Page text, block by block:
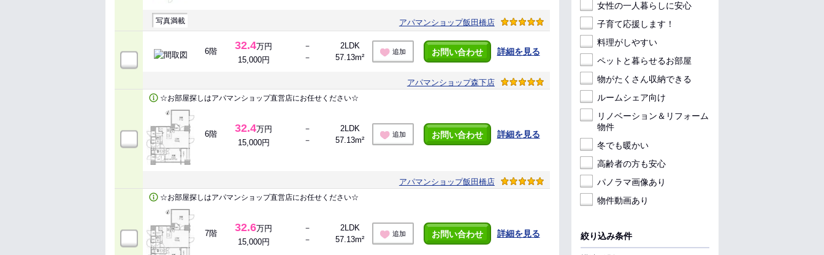
写真満載 アパマンショップ飯田橋店
6階 32.4万円
15,000円
－
－
2LDK
57.13m²
追加 お問い合わせ 詳細を見る
アパマンショップ森下店
☆お部屋探しはアパマンショップ直営店にお任せください☆
6階 32.4万円
15,000円
－
－
2LDK
57.13m²
追加 お問い合わせ 詳細を見る
アパマンショップ飯田橋店
☆お部屋探しはアパマンショップ直営店にお任せください☆
7階 32.6万円
15,000円
－
－
2LDK
57.13m²
追加 お問い合わせ 詳細を見る
女性の一人暮らしに安心
子育て応援します！
料理がしやすい
ペットと暮らせるお部屋
物がたくさん収納できる
ルームシェア向け
リノベーション＆リフォーム
物件
冬でも暖かい
高齢者の方も安心
パノラマ画像あり
物件動画あり
絞り込み条件